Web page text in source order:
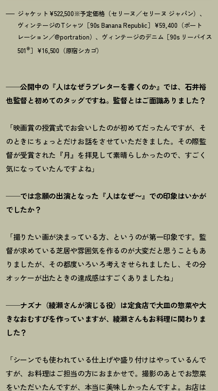
ジャケット¥522,500※予定価格（セリーヌ／セリーヌ ジャパン）、
ヴィンテージのTシャツ［90s Banana Republic］¥59,400（ポート
レーション／@portration）、ヴィンテージのデニム［90s リーバイス
501 ®］¥16,500（原宿シカゴ）
──公開中の『人はなぜラブレターを書くのか』では、石井裕
也監督と初めてのタッグですね。監督とはご面識ありました？
「映画賞の授賞式でお会いしたのが初めてだったんですが、そ
のときにちょっとだけお話をさせていただきました。その際監
督が受賞された『月』を拝見して素晴らしかったので、すごく
気になっていたんですよね」
──では念願の出演となった『人はなぜ〜』での印象はいかが
でしたか？
「撮りたい画が決まっている方、というのが第一印象です。監
督が求めている芝居や雰囲気を作るのが大変だと思うこともあ
りましたが、その都度いろいろ考えさせられましたし、その分
オッケーが出たときの達成感はすごくありましたね」
──ナズナ（綾瀬さんが演じる役）は定食店で大皿の惣菜や大
きなおむすびを作っていますが、綾瀬さんもお料理に関わりま
した？
「シーンでも使われている仕上げや盛り付けはやっているんで
すが、お料理はご担当の方におまかせで。撮影のあとでお惣菜
をいただいたんですが、本当に美味しかったんですよ。お店は